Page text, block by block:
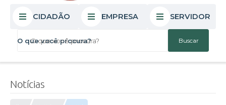
O que você procura?
CIDADÃO EMPRESA SERVIDOR
Notícias